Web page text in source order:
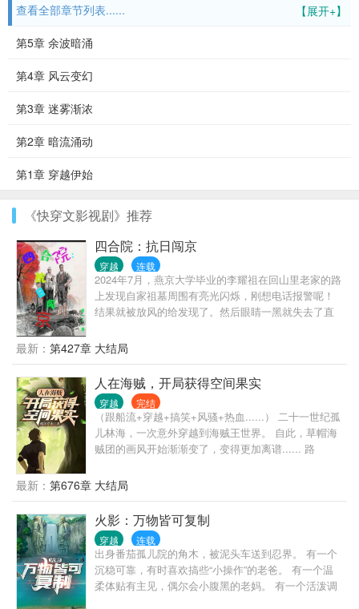
【展开+】
查看全部章节列表......
第5章 余波暗涌
第4章 风云变幻
第3章 迷雾渐浓
第2章 暗流涌动
第1章 穿越伊始
《快穿文影视剧》推荐
四合院：抗日闯京
穿越 连载
2024年7月，燕京大学毕业的李耀祖在回山里老家的路
上发现自家祖墓周围有亮光闪烁，刚想电话报警呢！
结果就被放风的给发现了。然后眼睛一黑就失去了直
泥土的气息，就在他被一刀捅死的时候，突然一道红
光闪过，他穿越了，附身在了同族身上。 但是悲催的
是他是一个被抛弃的二代，没办法谁叫前身的爸爸是
个无情种呢！现代版的渣男陈世美，革命胜利了，他
爸嫌弃糟糠之妻上不了台面了，配不上他的身份了，
该换老婆了，于是他有了一个漂亮的小资后妈。 由于
原主爷爷的坚持叫他进京投靠父亲，他进京了，结果
莫名其妙地来到了南锣鼓巷九十五号院。 从此李抗日
的四九城闯出一片天地。
最新： 第427章 大结局
人在海贼，开局获得空间果实
穿越 完结
（跟船流+穿越+搞笑+风骚+热血......） 二十一世纪孤
儿林海，一次意外穿越到海贼王世界。 自此，草帽海
贼团的画风开始渐渐变了，变得更加离谱...... 路
己的秀发：“听好了路飞，发型是一个男人的灵魂，头
可断，血可流，发型不能乱！” 路飞双眼放光道：“这
就是男人的浪漫吗？” 然后林海与路飞搭着彼此的肩膀
欢呼起来，“浪漫，浪漫......” 娜美暴怒:“你们两个混蛋
再跳，船就要翻了，给我适可而止吧......”
最新： 第676章 大结局
火影：万物皆可复制
穿越 连载
出身番茄孤儿院的角木，被泥头车送到忍界。 有一个
沉稳可靠，有时喜欢搞些“小操作”的老爸。 有一个温
柔体贴有主见，偶尔会小腹黑的老妈。 有一个活泼调